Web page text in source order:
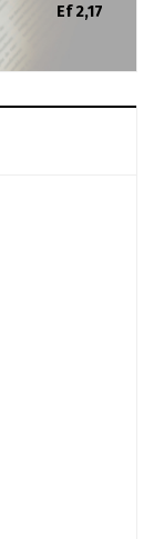
Ef 2,17